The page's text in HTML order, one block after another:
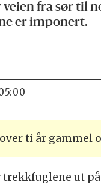
fra sør til
er imponert.
ti år gammel
trekkfuglene ut